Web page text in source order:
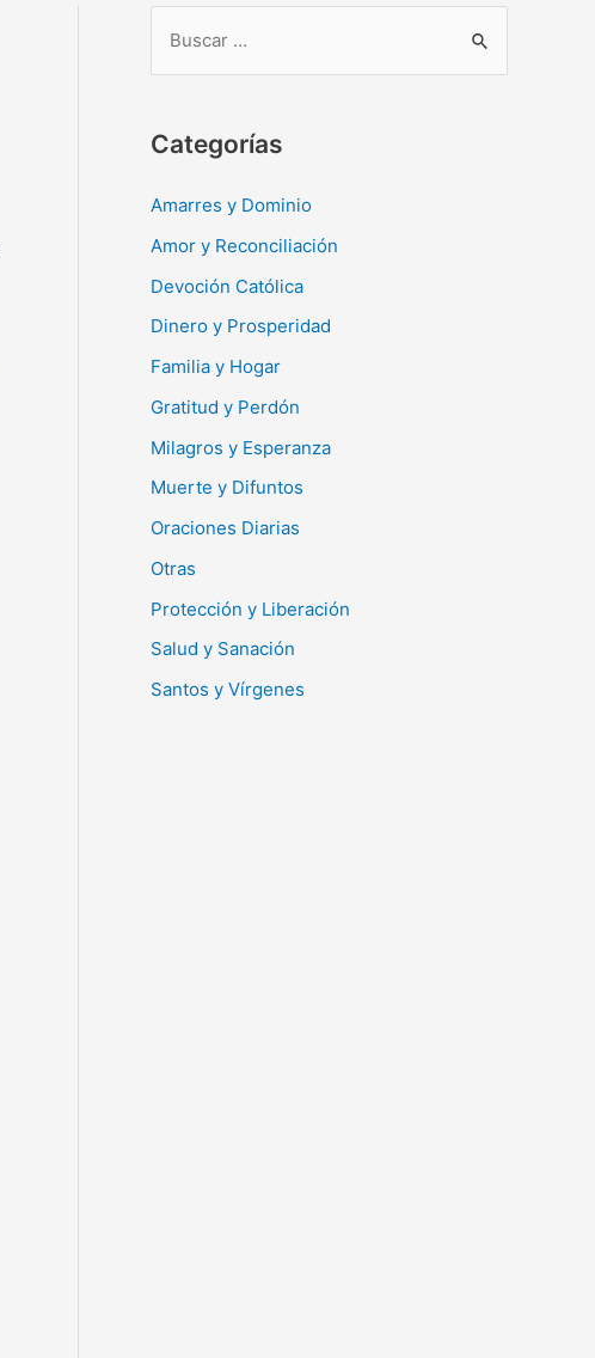
c
r
Categorías
Amarres y Dominio
Amor y Reconciliación
Devoción Católica
Dinero y Prosperidad
Familia y Hogar
Gratitud y Perdón
Milagros y Esperanza
Muerte y Difuntos
Oraciones Diarias
Otras
Protección y Liberación
Salud y Sanación
Santos y Vírgenes